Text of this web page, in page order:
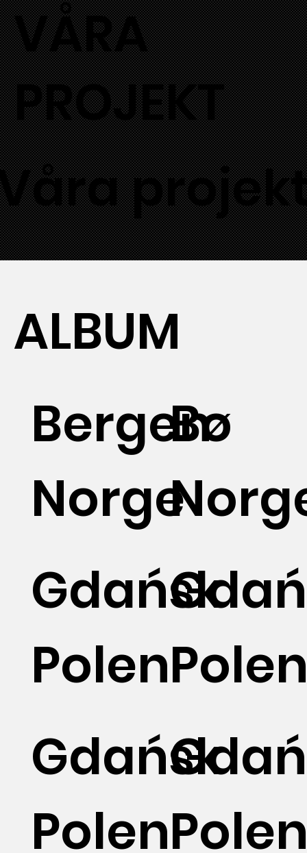
VÅRA
PROJEKT
Bergen
Norge
Bø
Gdańsk
Polen
Gdańsk
Polen
ALBUM